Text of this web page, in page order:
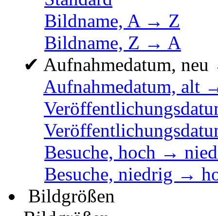
Bildname, A → Z
Bildname, Z → A
✔ Aufnahmedatum,
Aufnahmedatum, alt
Besuche, hoch →
Besuche, niedrig →
Bildgrößen